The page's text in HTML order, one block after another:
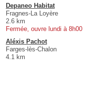
Depaneo Habitat
Fragnes-La Loyère
2.6 km
Fermée, ouvre lundi à 8h00
Aléxis Pachot
Farges-lès-Chalon
4.1 km